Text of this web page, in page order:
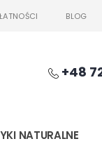
BLOG
+48
NATURALNE